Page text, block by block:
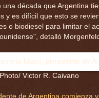
una década que Argentina
y es difícil que esto se
o biodiesel para limitar el
detalló Morgenfeld.
Victor R. Caivano
de Argentina comienza